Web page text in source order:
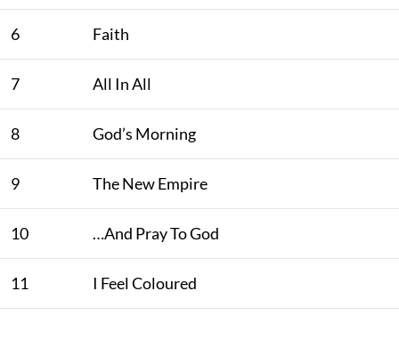
6 Faith
7 All In All
8 God’s Morning
9 The New Empire
10 …And Pray To God
11 I Feel Coloured